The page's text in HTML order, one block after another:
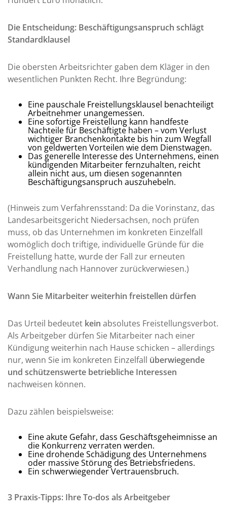
Die Entscheidung: Beschäftigungsanspruch schlägt
Standardklausel
Die obersten Arbeitsrichter gaben dem Kläger in den
wesentlichen Punkten Recht. Ihre Begründung:
Eine pauschale Freistellungsklausel benachteiligt
Arbeitnehmer unangemessen.
Eine sofortige Freistellung kann handfeste
Nachteile für Beschäftigte haben – vom Verlust
wichtiger Branchenkontakte bis hin zum Wegfall
von geldwerten Vorteilen wie dem Dienstwagen.
Das generelle Interesse des Unternehmens, einen
kündigenden Mitarbeiter fernzuhalten, reicht
allein nicht aus, um diesen sogenannten
Beschäftigungsanspruch auszuhebeln.
(Hinweis zum Verfahrensstand: Da die Vorinstanz, das
Landesarbeitsgericht Niedersachsen, noch prüfen
muss, ob das Unternehmen im konkreten Einzelfall
womöglich doch triftige, individuelle Gründe für die
Freistellung hatte, wurde der Fall zur erneuten
Verhandlung nach Hannover zurückverwiesen.)
Wann Sie Mitarbeiter weiterhin freistellen dürfen
Das Urteil bedeutet kein absolutes Freistellungsverbot.
Als Arbeitgeber dürfen Sie Mitarbeiter nach einer
Kündigung weiterhin nach Hause schicken – allerdings
nur, wenn Sie im konkreten Einzelfall überwiegende
und schützenswerte betriebliche Interessen
nachweisen können.
Dazu zählen beispielsweise:
Eine akute Gefahr, dass Geschäftsgeheimnisse an
die Konkurrenz verraten werden.
Eine drohende Schädigung des Unternehmens
oder massive Störung des Betriebsfriedens.
Ein schwerwiegender Vertrauensbruch.
3 Praxis-Tipps: Ihre To-dos als Arbeitgeber